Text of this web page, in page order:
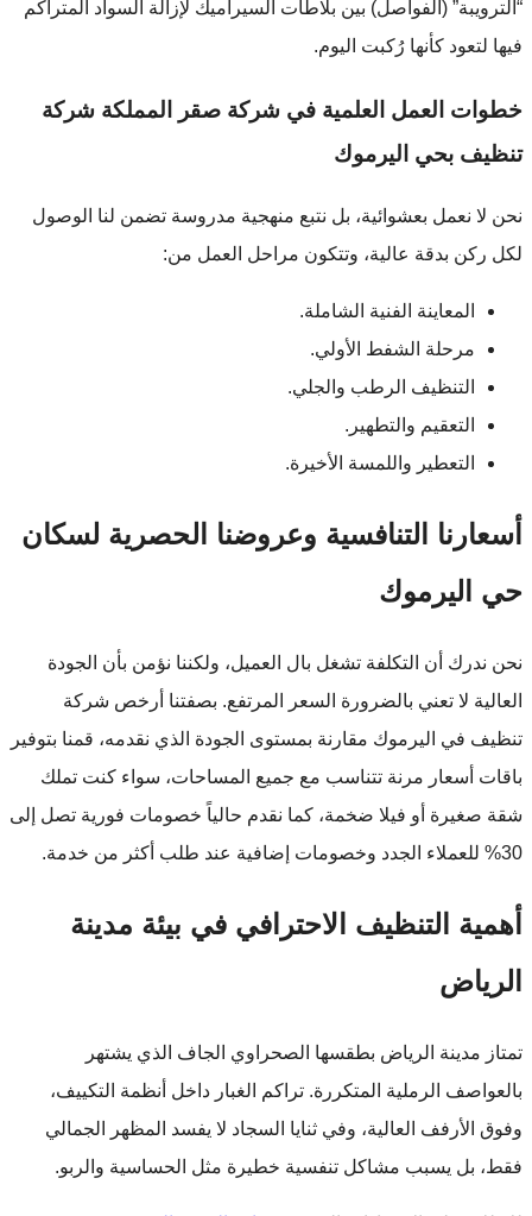
“الترويبة” (الفواصل) بين بلاطات السيراميك لإزالة السواد المتراكم
فيها لتعود كأنها رُكبت اليوم.
خطوات العمل العلمية في شركة صقر المملكة شركة
تنظيف بحي اليرموك
نحن لا نعمل بعشوائية، بل نتبع منهجية مدروسة تضمن لنا الوصول
لكل ركن بدقة عالية، وتتكون مراحل العمل من:
المعاينة الفنية الشاملة.
مرحلة الشفط الأولي.
التنظيف الرطب والجلي.
التعقيم والتطهير.
التعطير واللمسة الأخيرة.
أسعارنا التنافسية وعروضنا الحصرية لسكان
حي اليرموك
نحن ندرك أن التكلفة تشغل بال العميل، ولكننا نؤمن بأن الجودة
العالية لا تعني بالضرورة السعر المرتفع. بصفتنا أرخص شركة
تنظيف في اليرموك مقارنة بمستوى الجودة الذي نقدمه، قمنا بتوفير
باقات أسعار مرنة تتناسب مع جميع المساحات، سواء كنت تملك
شقة صغيرة أو فيلا ضخمة، كما نقدم حالياً خصومات فورية تصل إلى
30% للعملاء الجدد وخصومات إضافية عند طلب أكثر من خدمة.
أهمية التنظيف الاحترافي في بيئة مدينة
الرياض
تمتاز مدينة الرياض بطقسها الصحراوي الجاف الذي يشتهر
بالعواصف الرملية المتكررة. تراكم الغبار داخل أنظمة التكييف،
وفوق الأرفف العالية، وفي ثنايا السجاد لا يفسد المظهر الجمالي
فقط، بل يسبب مشاكل تنفسية خطيرة مثل الحساسية والربو.